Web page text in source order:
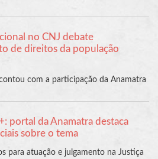
no CNJ debate
de direitos da população
com a participação da Anamatra
portal da Anamatra destaca
sobre o tema
para atuação e julgamento na Justiça